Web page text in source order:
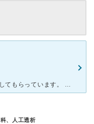
高血圧症、攣縮性狭心症で、服薬治療をしてもらっています。 医師は循環器内科の専門医なので、細やかな問診、血圧測定、日常の生活指導等を非常に丁寧に、わかりやすく説明し、指導してくれます。他の病気につい
、人工透析